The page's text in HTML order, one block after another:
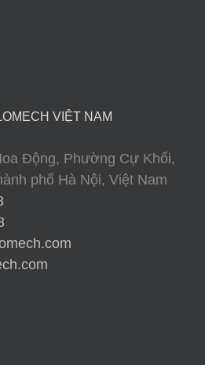
VIỆT NAM
Động, Phường Cự Khối,
phố Hà Nội, Việt Nam